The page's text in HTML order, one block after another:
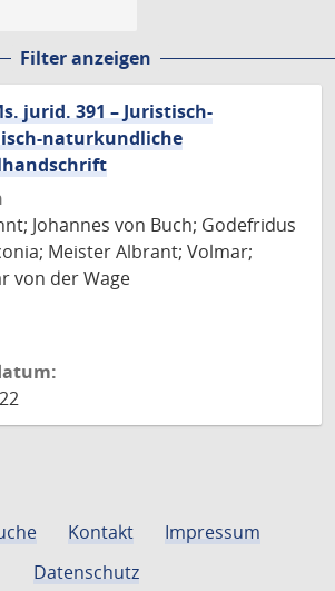
Filter anzeigen
jurid. 391 – Juristisch-
naturkundliche
Johannes von Buch; Godefridus
Meister Albrant; Volmar;
von der Wage
Kontakt
Impressum
Datenschutz